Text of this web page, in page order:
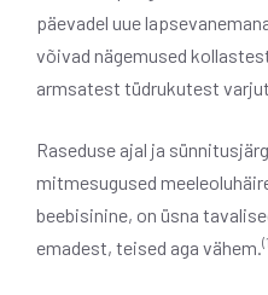
päevadel uue
võivad nägemused
armsatest tüdrukutest
Raseduse ajal ja
mitmesugused
beebisinine, on üsna
emadest, teised aga vähem.